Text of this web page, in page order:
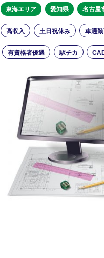
東海エリア 愛知県 名古屋
高収入 土日祝休み 車通
有資格者優遇 駅チカ